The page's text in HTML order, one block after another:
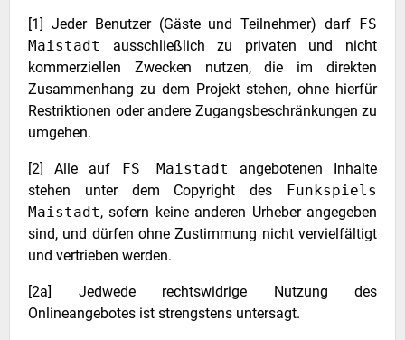
[1] Jeder Benutzer (Gäste und Teilnehmer) darf FS
Maistadt
ausschließlich zu privaten und nicht
kommerziellen Zwecken nutzen, die im direkten
Zusammenhang zu dem Projekt stehen, ohne hierfür
Restriktionen oder andere Zugangsbeschränkungen zu
umgehen.
[2] Alle auf FS Maistadt angebotenen Inhalte
stehen unter dem Copyright des Funkspiels
Maistadt, sofern keine anderen Urheber angegeben
sind, und dürfen ohne Zustimmung nicht vervielfältigt
und vertrieben werden.
[2a] Jedwede rechtswidrige Nutzung des
Onlineangebotes ist strengstens untersagt.